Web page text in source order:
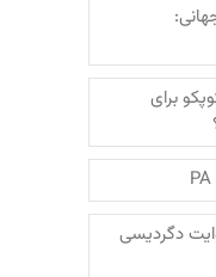
برای
دگردیسی